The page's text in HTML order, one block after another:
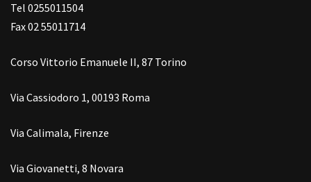
Tel 0255011504
Fax 02 55011714
Corso Vittorio Emanuele II, 87 Torino
Via Cassiodoro 1, 00193 Roma
Via Calimala, Firenze
Via Giovanetti, 8 Novara